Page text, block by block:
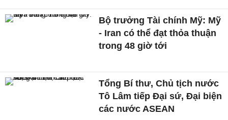
Bộ trưởng Tài chính Mỹ: Mỹ
- Iran có thể đạt thỏa thuận
trong 48 giờ tới
Tổng Bí thư, Chủ tịch nước
Tô Lâm tiếp Đại sứ, Đại biện
các nước ASEAN